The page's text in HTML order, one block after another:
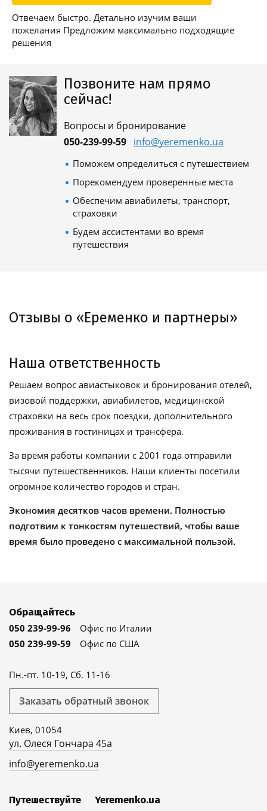
Отвечаем быстро. Детально изучим ваши
пожелания Предложим максимально подходящие
решения
Позвоните нам прямо
сейчас!
Вопросы и бронирование
050-239-99-59 info@yeremenko.ua
Поможем определиться с путешествием
Порекомендуем проверенные места
Обеспечим авиабилеты, транспорт,
страховки
Будем ассистентами во время
путешествия
Отзывы о «Еременко и партнеры»
Наша ответственность
Решаем вопрос авиастыковок и бронирования отелей,
визовой поддержки, авиабилетов, медицинской
страховки на весь срок поездки, дополнительного
проживания в гостиницах и трансфера.
За время работы компании с 2001 года отправили
тысячи путешественников. Наши клиенты посетили
огромное количество городов и стран.
Экономия десятков часов времени. Полностью
подготвим к тонкостям путешествий, чтобы ваше
время было проведено с максимальной пользой.
Обращайтесь
050 239-99-96
Офис по Италии
050 239-99-59
Офис по США
Пн.-пт. 10-19, Сб. 11-16
Заказать обратный звонок
Киев, 01054
ул. Олеся Гончара 45а
info@yeremenko.ua
Путешествуйте Yeremenko.ua